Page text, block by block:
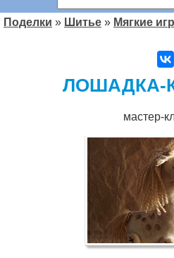
Поделки » Шитье » Мягкие
ЛОШАДКА-
мастер-